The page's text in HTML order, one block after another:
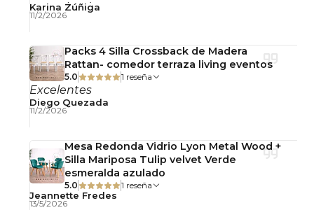
Profundidad: 43 cm
Altura total: 89 cm
Altura de asiento: 45 cm
Material: Madera
Asiento: Yute
Producto armado: No
Usos Recomendados
recomiendo!
Karina Zúñiga
11/2/2026
Packs 4 Silla Crossback de Madera
Rattan- comedor terraza living eventos
5.0 1 reseña
Excelentes
Diego Quezada
11/2/2026
Mesa Redonda Vidrio Lyon Metal Wood +
Silla Mariposa Tulip velvet Verde
esmeralda azulado
5.0 1 reseña
Jeannette Fredes
13/5/2026